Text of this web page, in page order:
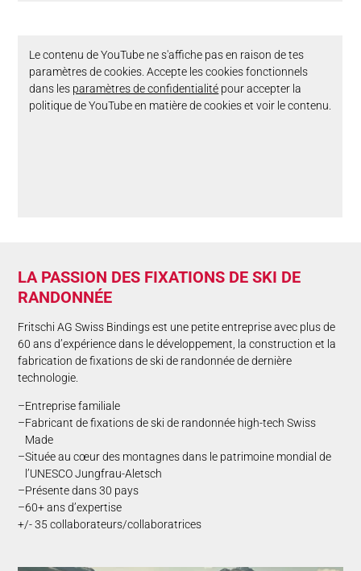
Le contenu de YouTube ne s'affiche pas en raison de tes
paramètres de cookies. Accepte les cookies fonctionnels
dans les paramètres de confidentialité pour accepter la
politique de YouTube en matière de cookies et voir le contenu.
LA PASSION DES FIXATIONS DE SKI DE
RANDONNÉE
Fritschi AG Swiss Bindings est une petite entreprise avec plus de
60 ans d’expérience dans le développement, la construction et la
fabrication de fixations de ski de randonnée de dernière
technologie.
Entreprise familiale
Fabricant de fixations de ski de randonnée high-tech Swiss
Made
Située au cœur des montagnes dans le patrimoine mondial de
l’UNESCO Jungfrau-Aletsch
Présente dans 30 pays
60+ ans d’expertise
+/- 35 collaborateurs/collaboratrices